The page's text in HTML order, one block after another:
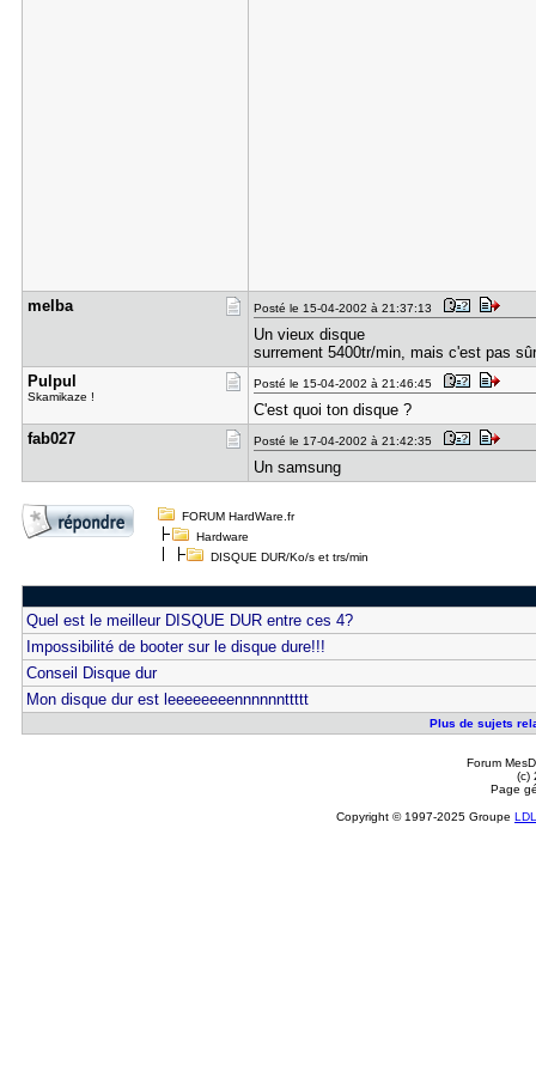
melba Posté le 15-04-2002 à 21:37:13
Un vieux disque
surrement 5400tr/min, mais c'est pas sûr
Pulpul
Skamikaze !
Posté le 15-04-2002 à 21:46:45
C'est quoi ton disque ?
fab027
Posté le 17-04-2002 à 21:42:35
Un samsung
FORUM HardWare.fr
Hardware
DISQUE DUR/Ko/s et trs/min
Quel est le meilleur DISQUE DUR entre ces 4?
Impossibilité de booter sur le disque dure!!!
Conseil Disque dur
Mon disque dur est leeeeeeeennnnnnttttt
Plus de sujets
Forum
(c)
Page
Copyright © 1997-2025 Groupe